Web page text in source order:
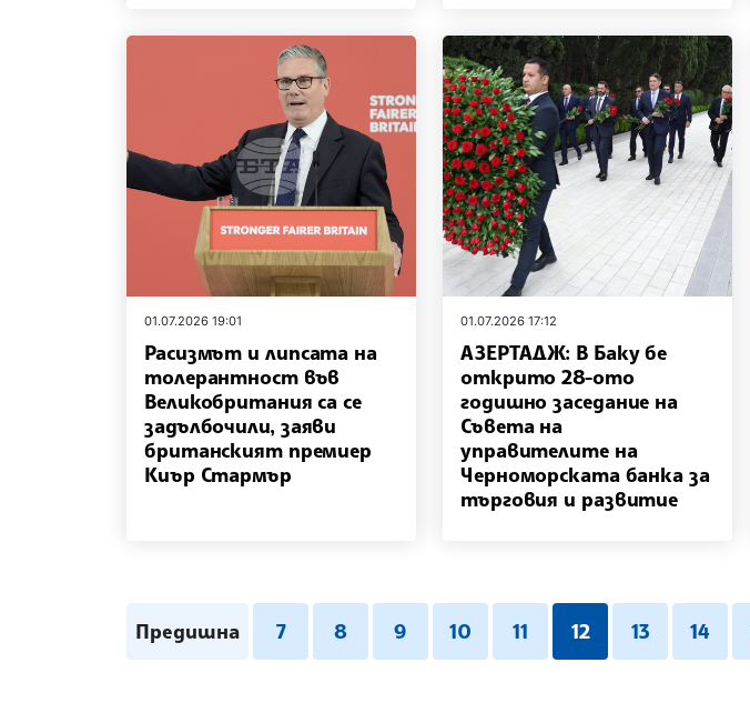
01.07.2026 19:01
Расизмът и липсата на
толерантност във
Великобритания са се
задълбочили, заяви
британският премиер
Киър Стармър
01.07.2026 17:12
АЗЕРТАДЖ: В Баку бе
открито 28-ото
годишно заседание на
Съвета на
управителите на
Черноморската банка за
търговия и развитие
Предишна 7 8 9 10 11 12 13 14